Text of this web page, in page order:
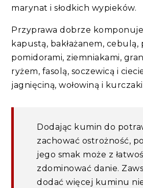
marynat i słodkich wypieków.
Przyprawa dobrze
kapustą, bakłażanem, cebulą,
pomidorami, ziemniakami,
ryżem, fasolą, soczewicą i
jagnięciną, wołowiną i
Dodając kumin do
zachować ostrożność,
jego smak może z
zdominować danie.
dodać więcej kuminu